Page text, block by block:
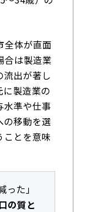
全体が直面
合は製造業
流出が著し
に製造業の
水準や仕事
の移動を選
ことを意味
た」
の質と